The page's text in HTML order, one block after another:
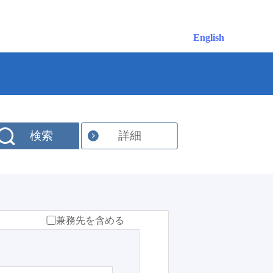
English
検索 詳細
兼務先を含める